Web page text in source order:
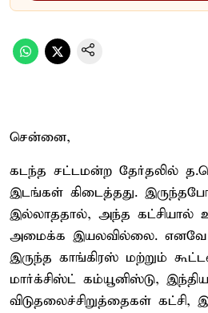
சென்னை,
கடந்த சட்டமன்ற தேர்தலில்
இடங்கள் கிடைத்தது.
இல்லாததால், அந்த கட்சியால்
அமைக்க இயலவில்லை. எனவே
இருந்த காங்கிரஸ் மற்றும்
மார்க்சிஸ்ட் கம்யூனிஸ்டு,
விடுதலைச்சிறுத்தைகள் கட்சி,